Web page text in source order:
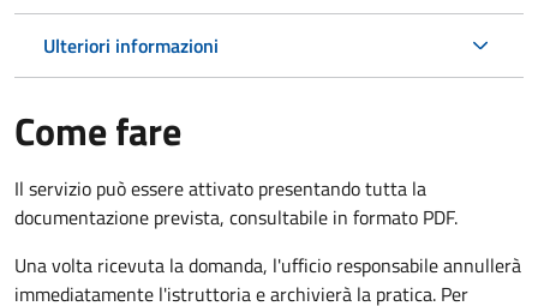
Ulteriori informazioni
Come fare
Il servizio può essere attivato presentando tutta la
documentazione prevista, consultabile in formato PDF.
Una volta ricevuta la domanda, l'ufficio responsabile annullerà
immediatamente l'istruttoria e archivierà la pratica. Per